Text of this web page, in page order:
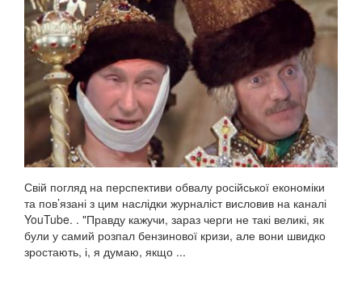
Свій погляд на перспективи обвалу російської економіки
та пов’язані з цим наслідки журналіст висловив на каналі
YouTube. . "Правду кажучи, зараз черги не такі великі, як
були у самий розпал бензинової кризи, але вони швидко
зростають, і, я думаю, якщо ...